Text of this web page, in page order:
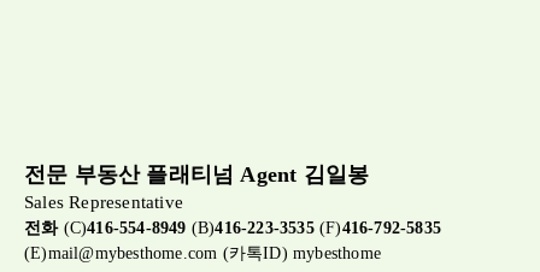
전문 부동산 플래티넘 Agent 김일봉
Sales Representative
전화(C)416-554-8949 (B)416-223-3535(F)416-792-5835
(E)mail@mybesthome.com (카톡ID) mybesthome